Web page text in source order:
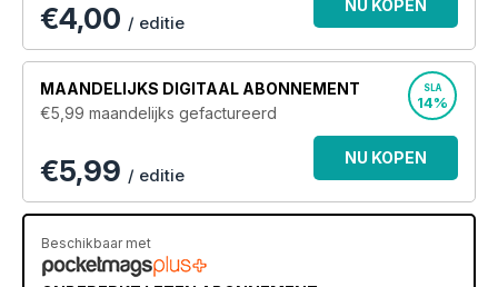
€4,00 / editie
NU KOPEN
MAANDELIJKS DIGITAAL ABONNEMENT
€5,99 maandelijks gefactureerd
SLA
14%
€5,99 / editie
NU KOPEN
Beschikbaar met